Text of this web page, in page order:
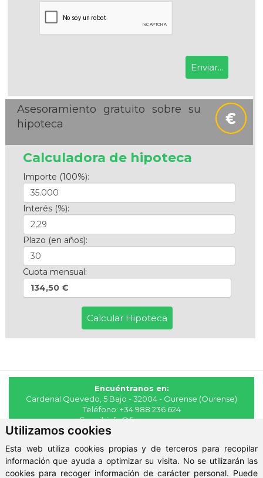
Utilizamos cookies
Esta web utiliza cookies propias y de terceros para recopilar
información que ayuda a optimizar su visita. No se utilizarán las
cookies para recoger información de carácter personal. Puede
Asesoramiento gratuito sobre su
hipoteca
Calculadora de hipoteca
Importe (100%):
Interés (%):
Plazo (en años):
Cuota mensual:
134,50 €
Encuéntranos en:
Cardenal Quevedo, 5 Bajo - 32004 - Ourense (Ourense)
Teléfono: +34 988 236 624
E-mail:info@fincasmaya.es
© 2026 - Fincas Maya
Aviso Legal-Política de Privacidad- ClickViviendas